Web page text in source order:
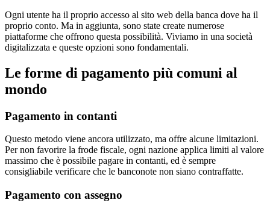
Ogni utente ha il proprio accesso al sito web della banca dove ha il
proprio conto. Ma in aggiunta, sono state create numerose
piattaforme che offrono questa possibilità. Viviamo in una società
digitalizzata e queste opzioni sono fondamentali.
Le forme di pagamento più comuni al
mondo
Pagamento in contanti
Questo metodo viene ancora utilizzato, ma offre alcune limitazioni.
Per non favorire la frode fiscale, ogni nazione applica limiti al valore
massimo che è possibile pagare in contanti, ed è sempre
consigliabile verificare che le banconote non siano contraffatte.
Pagamento con assegno